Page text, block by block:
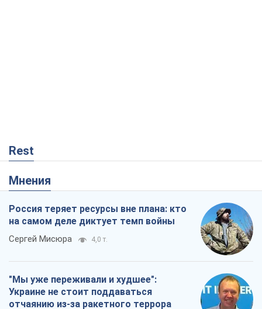
Rest
Мнения
Россия теряет ресурсы вне плана: кто
на самом деле диктует темп войны
Сергей Мисюра 4,0 т.
"Мы уже переживали и худшее":
Украине не стоит поддаваться
отчаянию из-за ракетного террора